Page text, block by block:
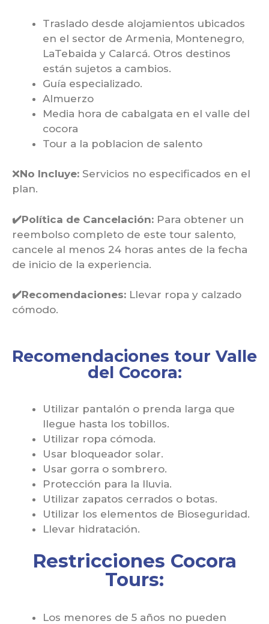
Traslado desde alojamientos ubicados
en el sector de Armenia, Montenegro,
LaTebaida y Calarcá. Otros destinos
están sujetos a cambios.
Guía especializado.
Almuerzo
Media hora de cabalgata en el valle del
cocora
Tour a la poblacion de salento
❌No Incluye: Servicios no especificados en el
plan.
✔️Política de Cancelación: Para obtener un
reembolso completo de este tour salento,
cancele al menos 24 horas antes de la fecha
de inicio de la experiencia.
✔️Recomendaciones: Llevar ropa y calzado
cómodo.
Recomendaciones tour Valle
del Cocora:
Utilizar pantalón o prenda larga que
llegue hasta los tobillos.
Utilizar ropa cómoda.
Usar bloqueador solar.
Usar gorra o sombrero.
Protección para la lluvia.
Utilizar zapatos cerrados o botas.
Utilizar los elementos de Bioseguridad.
Llevar hidratación.
Restricciones Cocora
Tours:
Los menores de 5 años no pueden